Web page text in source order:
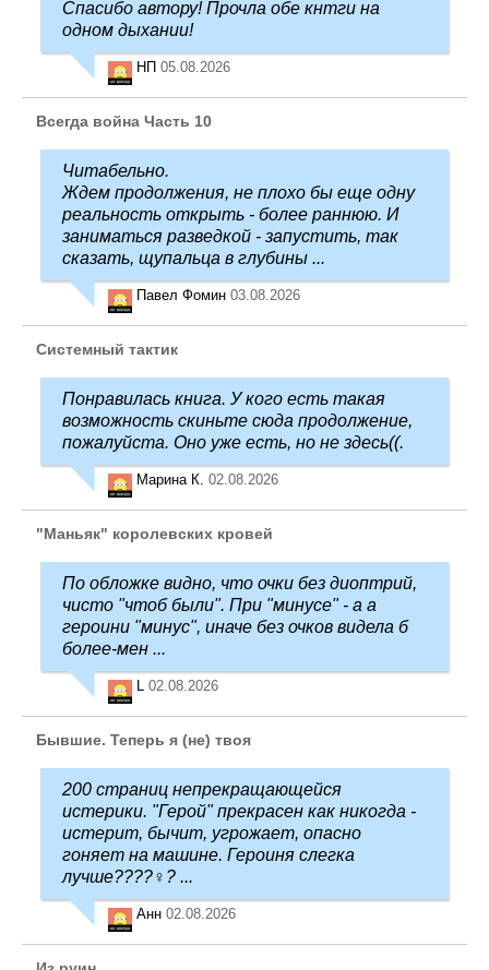
Спасибо автору! Прочла обе кнтги на
одном дыхании!
НП 05.08.2026
Всегда война Часть 10
Читабельно.
Ждем продолжения, не плохо бы еще одну
реальность открыть - более раннюю. И
заниматься разведкой - запустить, так
сказать, щупальца в глубины ...
Павел Фомин 03.08.2026
Системный тактик
Понравилась книга. У кого есть такая
возможность скиньте сюда продолжение,
пожалуйста. Оно уже есть, но не здесь((.
Марина К. 02.08.2026
"Маньяк" королевских кровей
По обложке видно, что очки без диоптрий,
чисто "чтоб были". При "минусе" - а а
героини "минус", иначе без очков видела б
более-мен ...
L 02.08.2026
Бывшие. Теперь я (не) твоя
200 страниц непрекращающейся
истерики. "Герой" прекрасен как никогда -
истерит, бычит, угрожает, опасно
гоняет на машине. Героиня слегка
лучше????‍♀️? ...
Анн 02.08.2026